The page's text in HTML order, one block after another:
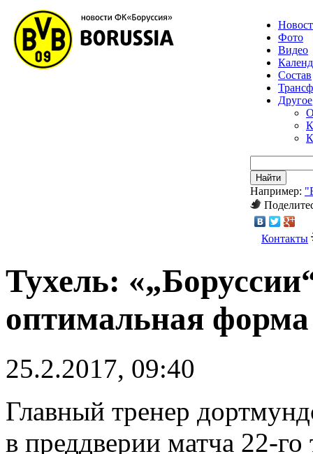
Фото
Видео
Состав
Другое
Найти
Например:
Контакты
Тухель:
оптимальная
25.2.2017, 09:40
Главный тренер
в преддверии матча 22-